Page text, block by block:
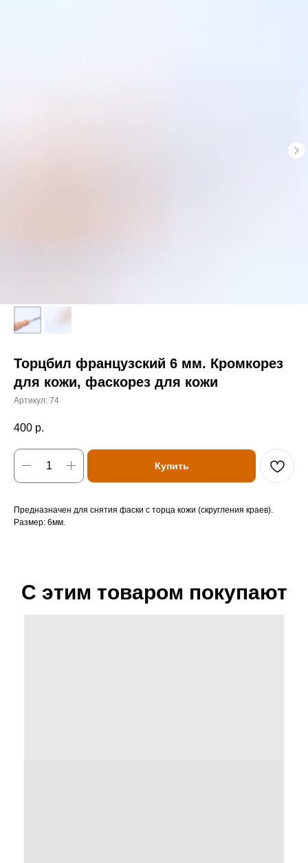
Торцбил французский 6 мм. Кромкорез
для кожи, фаскорез для кожи
Артикул: 74
400 р.
Купить
Предназначен для снятия фаски с торца кожи (скругления краев).
Размер: 6мм.
С этим товаром покупают